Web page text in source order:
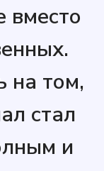
вместо
на том,
стал
и